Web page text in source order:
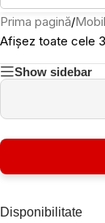
Prima pagină/
Afișez toate cele
Show sidebar
Disponibilitate